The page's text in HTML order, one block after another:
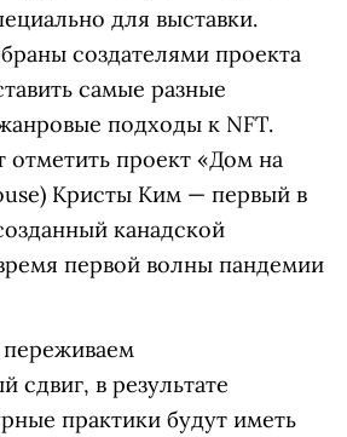
для выставки.
создателями проекта
самые разные
подходы к NFT.
отметить проект «Дом на
Кристы Ким — первый в
канадской
первой волны пандемии
сдвиг, в результате
практики будут иметь